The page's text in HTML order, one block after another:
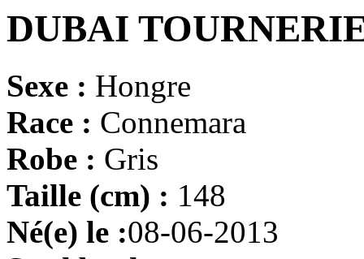
DUBAI
Sexe : Hongre
Race : Connemara
Robe : Gris
Taille (cm) : 148
Né(e) le :08-06-2013